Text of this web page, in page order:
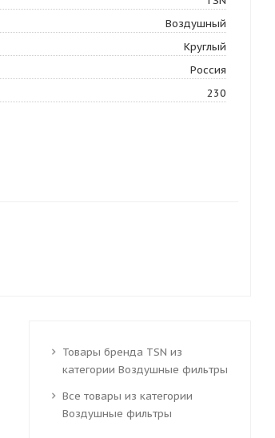
Воздушный
Круглый
Россия
230
Товары бренда TSN из
категории Воздушные фильтры
Все товары из категории
Воздушные фильтры